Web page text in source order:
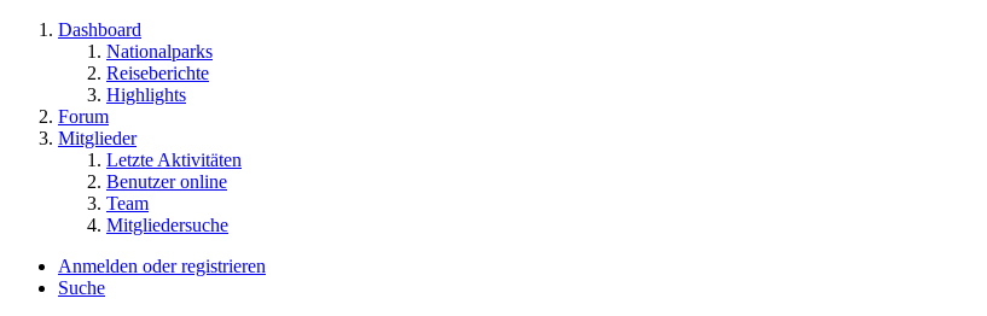
Dashboard
Nationalparks
Reiseberichte
Highlights
Forum
Mitglieder
Letzte Aktivitäten
Benutzer online
Team
Mitgliedersuche
Anmelden oder registrieren
Suche